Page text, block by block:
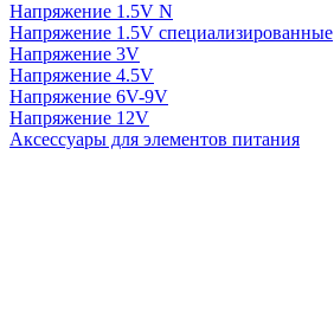
Напряжение 1.5V N
Напряжение 1.5V специализированные
Напряжение 3V
Напряжение 4.5V
Напряжение 6V-9V
Напряжение 12V
Аксессуары для элементов питания